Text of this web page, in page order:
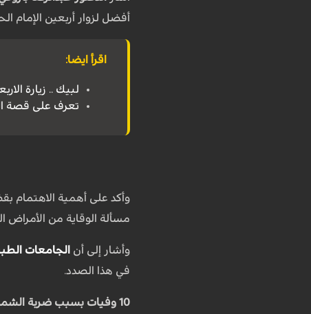
أفضل لزوار أربعين الإمام الحسين
اقرأ ايضا:
لبيك .. زيارة
تعرف على قصة الشهيد
وأكد على أهمية الاهتمام
مسألة الوقاية من الأمراض
وأشار إلى أن الجامعات
في هذا الصدد.
10 وفيات بسبب ضربة الشمس في الأربعين الماضية